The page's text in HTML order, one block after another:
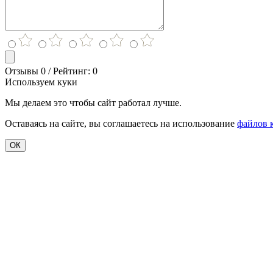
Отзывы 0 / Рейтинг: 0
Используем куки
Мы делаем это чтобы сайт работал лучше.
Оставаясь на сайте, вы соглашаетесь на использование файлов
ОК